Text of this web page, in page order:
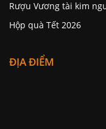
Rượu Vương tài kim
Hộp quà Tết 2026
ĐỊA ĐIỂM